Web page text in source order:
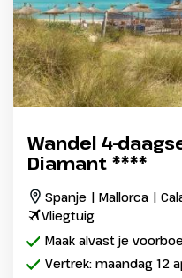
Wandel 4-
Diamant ****
Spanje | Mallorca |
Vliegtuig
Maak alvast je
Vertrek: maandag 12